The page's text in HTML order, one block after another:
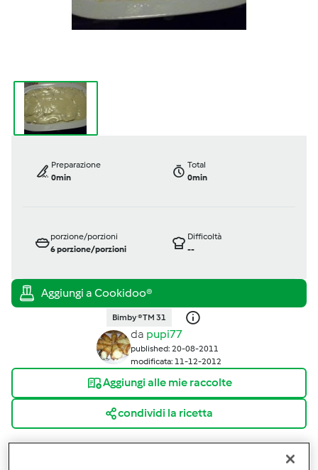
Preparazione
0min
Total
0min
porzione/porzioni
6porzione/porzioni
Difficoltà
--
Bimby ® TM 31
da pupi77
published: 20-08-2011
modificata: 11-12-2012
Aggiungi alle mie raccolte
condividi la ricetta